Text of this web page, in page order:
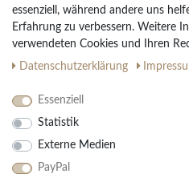
Vertrag widerrufen
Impressum
Daten­schutz­erklärung
AGB
Ihre Vorteile
30 Tage Rückgaberecht
essenziell, während andere uns
Erfahrung zu verbessern. Weitere
verwendeten Cookies und Ihren
Daten­schutz­erklärung
Essenziell
Statistik
Externe Medien
PayPal